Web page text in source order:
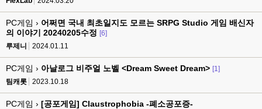
PC게임 › 어쩌면 국내 최초일지도 모르는 SRPG Studio 게임 배신자
의 이야기 20240205수정 [6]
루제니
2024.01.11
PC게임 › 아날로그 비주얼 노벨 <Dream Sweet Dream> [1]
팀캐롯
2023.10.18
PC게임 › [공포게임] Claustrophobia -폐소공포증-